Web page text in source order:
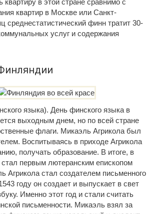
в этой стране сравнимо с
квартир в Москве или Санкт-
среднестатистический финн тратит 30-
услуг и содержания
языка). День финского языка в
выходным днем, но по всей стране
флаги. Микаэль Агрикола был
Воспитываясь в приходе Агрикола
получать образование. В итоге, в
стал первым лютеранским епископом
Агрикола стал создателем письменного
году он создает и выпускает в свет
Именно этот год и стали считать
письменности. Микаэль взял за